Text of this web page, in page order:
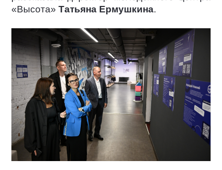
«Высота» Татьяна Ермушкина.